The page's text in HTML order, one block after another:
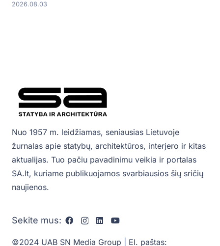
2026.08.03
Nuo 1957 m. leidžiamas, seniausias Lietuvoje
žurnalas apie statybų, architektūros, interjero ir kitas
aktualijas. Tuo pačiu pavadinimu veikia ir portalas
SA.lt, kuriame publikuojamos svarbiausios šių sričių
naujienos.
Sekite mus:
©2024 UAB SN Media Group | El. paštas: